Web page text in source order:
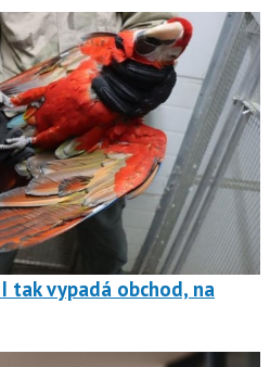
tak vypadá obchod, na